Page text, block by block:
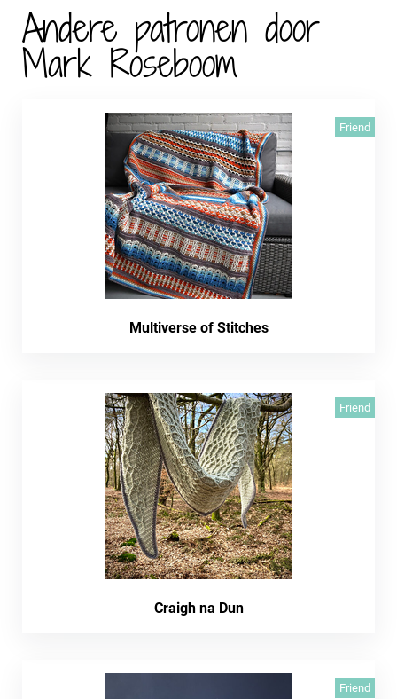
Andere patronen door
Mark Roseboom
Friend
Multiverse of Stitches
Friend
Craigh na Dun
Friend